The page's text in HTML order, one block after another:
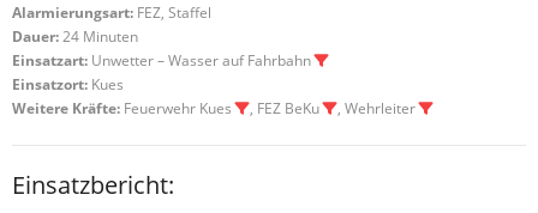
Alarmierungsart: FEZ, Staffel
Dauer:24 Minuten
Einsatzart: Unwetter – Wasser auf Fahrbahn
Einsatzort: Kues
Weitere Kräfte: Feuerwehr Kues , FEZ BeKu , Wehrleiter
Einsatzbericht: